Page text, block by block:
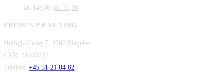
kr. 2.995,00.
kr.149,00 Den
var:
kr. 75,00
er:
FREDE’S PÆNE TING
Helligkildevej 7, 4200 Slagelse
CVR: 31643732
Telefon: +45 51 21 04 82